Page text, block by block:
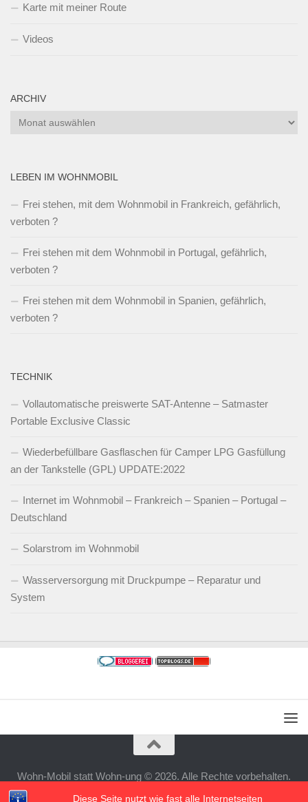
Diese Seite nutzt wie fast alle Internetseiten
Karte mit meiner Route
Videos
ARCHIV
Archiv
LEBEN IM WOHNMOBIL
Frei stehen, mit dem Wohnmobil in Frankreich, gefährlich,
verboten ?
Frei stehen mit dem Wohnmobil in Portugal, gefährlich,
verboten ?
Frei stehen mit dem Wohnmobil in Spanien, gefährlich,
verboten ?
TECHNIK
Vollautomatische preiswerte SAT-Antenne – Satmaster
Portable Exclusive Classic
Wiederbefüllbare Gasflaschen für Camper LPG Gasfüllung
an der Tankstelle (GPL) UPDATE:2022
Internet im Wohnmobil – Frankreich – Spanien – Portugal –
Deutschland
Solarstrom im Wohnmobil
Wasserversorgung mit Druckpumpe – Reparatur und
System
Wohn-Mobil statt Wohn-ung © 2026. Alle Rechte vorbehalten.
Powered by - Entworfen mit demHueman-Theme